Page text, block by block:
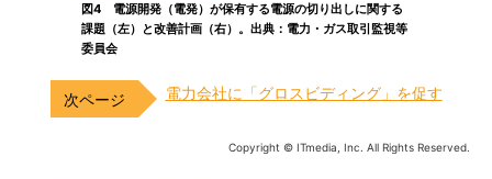
図4 電源開発（電発）が保有する電源の切り出しに関する
課題（左）と改善計画（右）。出典：電力・ガス取引監視等
委員会
電力会社に「グロスビディング」を促す
Copyright © ITmedia, Inc. All Rights Reserved.